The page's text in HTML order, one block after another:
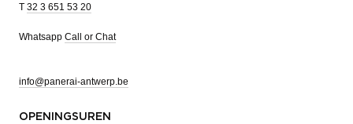
T 32 3 651 53 20
Whatsapp Call or Chat
info@panerai-antwerp.be
OPENINGSUREN